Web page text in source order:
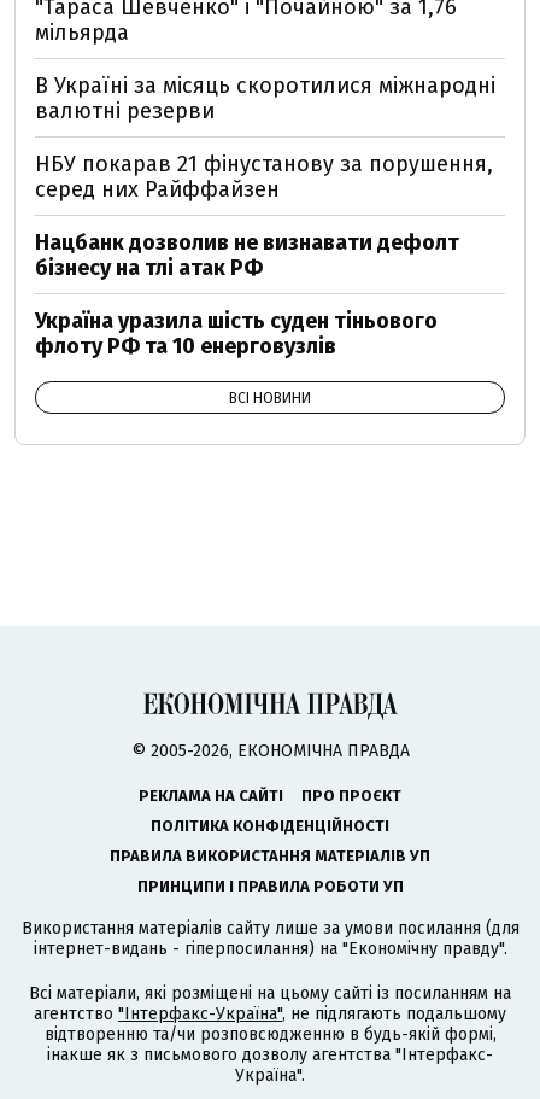
"Тараса Шевченко" і "Почайною" за 1,76
мільярда
В Україні за місяць скоротилися міжнародні
валютні резерви
НБУ покарав 21 фінустанову за порушення,
серед них Райффайзен
Нацбанк дозволив не визнавати дефолт
бізнесу на тлі атак РФ
Україна уразила шість суден тіньового
флоту РФ та 10 енерговузлів
ВСІ НОВИНИ
© 2005-2026, ЕКОНОМІЧНА ПРАВДА
РЕКЛАМА НА САЙТІ
ПРО ПРОЄКТ
ПОЛІТИКА КОНФІДЕНЦІЙНОСТІ
ПРАВИЛА ВИКОРИСТАННЯ МАТЕРІАЛІВ УП
ПРИНЦИПИ І ПРАВИЛА РОБОТИ УП
Використання матеріалів сайту лише за умови посилання (для
інтернет-видань - гіперпосилання) на "Економічну правду".
Всі матеріали, які розміщені на цьому сайті із посиланням на
агентство "Інтерфакс-Україна", не підлягають подальшому
відтворенню та/чи розповсюдженню в будь-якій формі,
інакше як з письмового дозволу агентства "Інтерфакс-
Україна".